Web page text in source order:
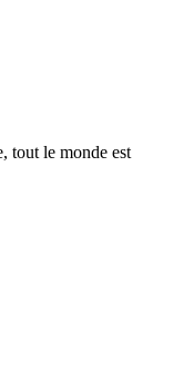
tout le monde est